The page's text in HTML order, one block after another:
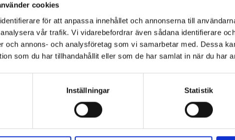
cookies
för att anpassa innehållet och annonserna till
vår trafik. Vi vidarebefordrar även sådana identifierare
och annons- och analysföretag som vi samarbetar med. Dessa
som du har tillhandahållit eller som de har samlat in när du har
Inställningar Statistik